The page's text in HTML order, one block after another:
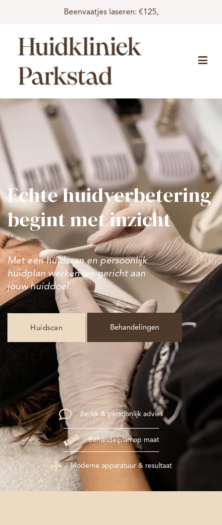
Beenvaatjes laseren: €125,
Echte huidverbetering
begint met inzicht
Met een huidscan en persoonlijk
huidplan werken we gericht aan
jouw huiddoel.
Huidscan Behandelingen
comment
Eerlijk & persoonlijk advies
ruler
Behandelplan op maat
plus
Moderne apparatuur & resultaat